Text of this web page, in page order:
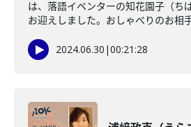
は、落語イベンターの知花園子（ち
お迎えしました。おしゃべりのお相
2024.06.30 |00:21:28